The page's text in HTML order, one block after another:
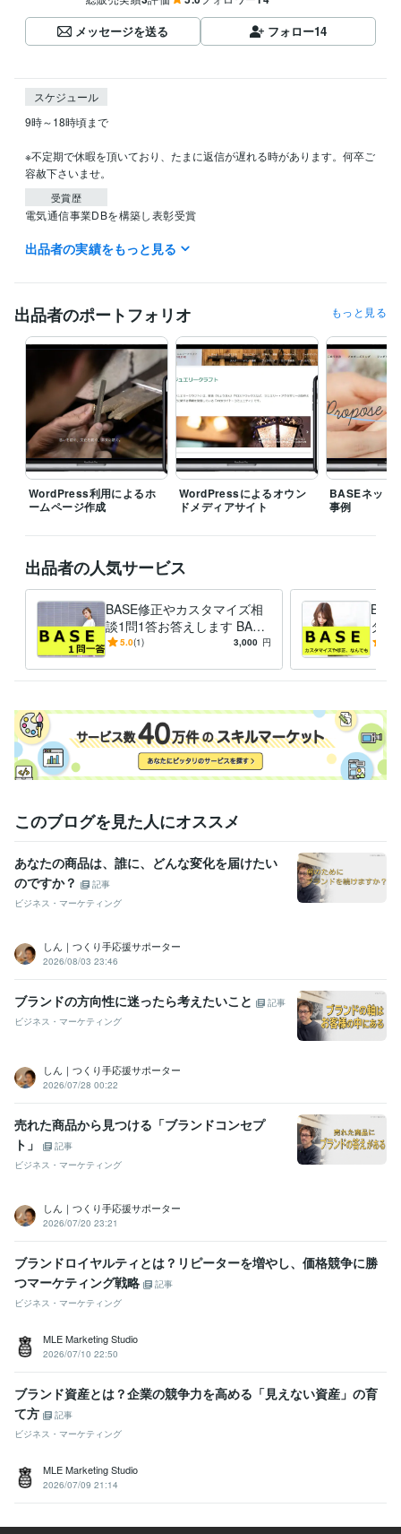
メッセージを送る フォロー14
スケジュール
9時～18時頃まで
※不定期で休暇を頂いており、たまに返信が遅れる時があります。何卒ご
容赦下さいませ。
受賞歴
電気通信事業DBを構築し表彰受賞
資格・検定
ITパスポート 取得年 : 2020年
ITコーディネータ（ITC） 取得年 : 2020年
ITパスポート 取得年 : 2019年
プログラミング言語・フレームワーク
CSS:15年 HTML:15年JavaScript:15年
SQL:12年
MySQL:12年
ビジネス・クリエイティブツール
WordPress:15年Google サイト:5年Google スプレッドシート:10年
Google スライド:10年Google ドキュメント:10年BASE:5年
EC-CUBE:10年Shopify:5年 STORES:1年カラーミーショップ:2年
Google Analytics:10年
Google Search Console:10年
得意分野
Web制作・HP作成・EC構築 ネットショップ等のWebサイト制作
ホームページ ネットショップ ECサイト ブログ
WordPress
サイト
BASE WEBサイト SEO html
集客・マーケティング相談 WEBやSNS等デジタルマーケティング
WEBサイト Instagram
インスタグラム
ツイッター
フェイスブック LINE メルマガ マーケティング
出品者の実績をもっと見る
出品者のポートフォリオ もっと見る
WordPress利用によるホ
ームページ作成
WordPressによるオウン
ドメディアサイト
BASEネット
事例
出品者の人気サービス
BASE修正やカスタマイズ相
談1問1答お答えします BASE
の使い方や作り方、複雑な商
5.0(1) 3,000 円
タマ
トシ
このブログを見た人にオススメ
あなたの商品は、誰に、どんな変化を届けたい
のですか？
記事
ビジネス・マーケティング
しん｜つくり手応援サポーター
2026/08/03 23:46
ブランドの方向性に迷ったら考えたいこと
記事
ビジネス・マーケティング
しん｜つくり手応援サポーター
2026/07/28 00:22
売れた商品から見つける「ブランドコンセプ
ト」
記事
ビジネス・マーケティング
しん｜つくり手応援サポーター
2026/07/20 23:21
ブランドロイヤルティとは？リピーターを増やし、価格競争に勝
つマーケティング戦略
記事
ビジネス・マーケティング
MLE Marketing Studio
2026/07/10 22:50
ブランド資産とは？企業の競争力を高める「見えない資産」の育
て方
記事
ビジネス・マーケティング
MLE Marketing Studio
2026/07/09 21:14